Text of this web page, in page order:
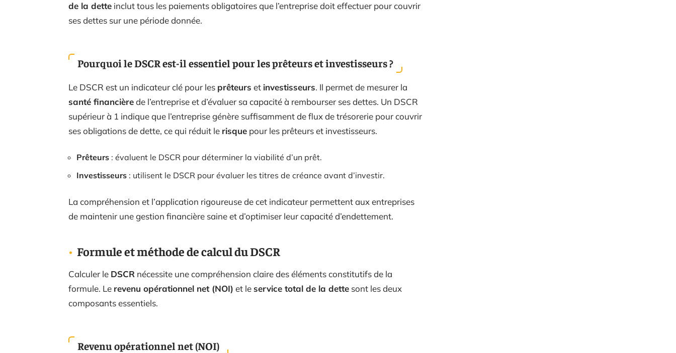
de la dette inclut tous les paiements obligatoires que l’entreprise doit effectuer pour couvrir
ses dettes sur une période donnée.
Pourquoi le DSCR est-il essentiel pour les prêteurs et investisseurs ?
Le DSCR est un indicateur clé pour les prêteurs et investisseurs. Il permet de mesurer la
santé financièrede l’entreprise et d’évaluer sa capacité à rembourser ses dettes. Un DSCR
supérieur à 1 indique que l’entreprise génère suffisamment de flux de trésorerie pour couvrir
ses obligations de dette, ce qui réduit le risque pour les prêteurs et investisseurs.
Prêteurs : évaluent le DSCR pour déterminer la viabilité d’un prêt.
Investisseurs : utilisent le DSCR pour évaluer les titres de créance avant d’investir.
La compréhension et l’application rigoureuse de cet indicateur permettent aux entreprises
de maintenir une gestion financière saine et d’optimiser leur capacité d’endettement.
Formule et méthode de calcul du DSCR
Calculer le DSCR nécessite une compréhension claire des éléments constitutifs de la
formule. Le revenu opérationnel net (NOI) et leservice total de la dette sont les deux
composants essentiels.
Revenu opérationnel net (NOI)